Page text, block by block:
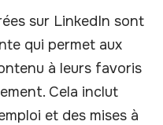
sur LinkedIn sont
qui permet aux
à leurs favoris
Cela inclut
et des mises à